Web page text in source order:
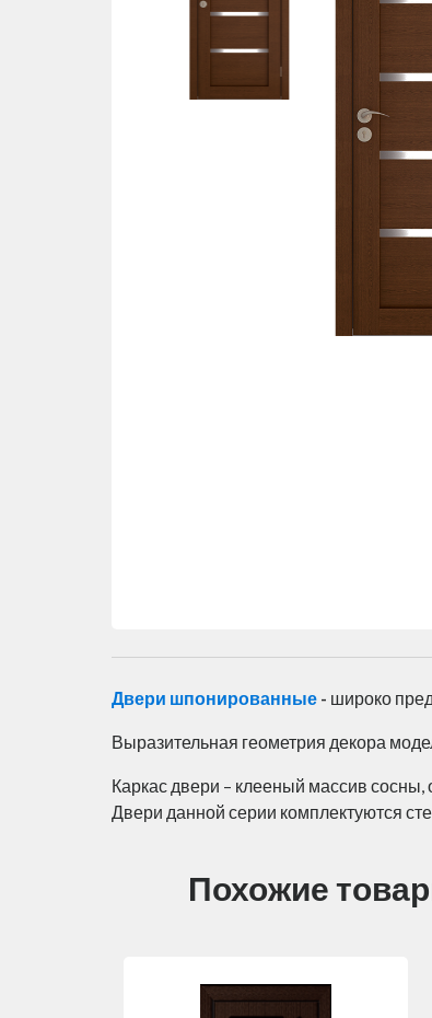
Двери шпонированные - широко
Выразительная геометрия декора
Каркас двери – клееный массив
Двери данной серии комплектуются
Похожие